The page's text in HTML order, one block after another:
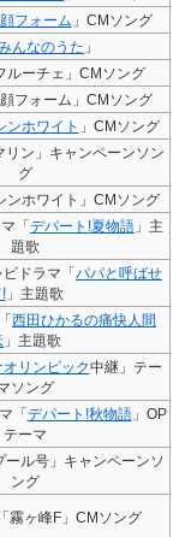
フォーム 」CMソング
みんなのうた 」
ルーチェ」CMソング
フォーム」CMソング
ンホワイト 」CMソング
リン」キャンペーンソン
グ
ンホワイト」CMソング
「デパート!夏物語 」主
題歌
ビドラマ「パパと呼ばせ
」主題歌
「西田ひかるの痛快人間
」主題歌
リンピック中継」テー
ソング
「デパート!秋物語」OP
テーマ
ール号」キャンペーンソ
ング
「霧ヶ峰F」CMソング